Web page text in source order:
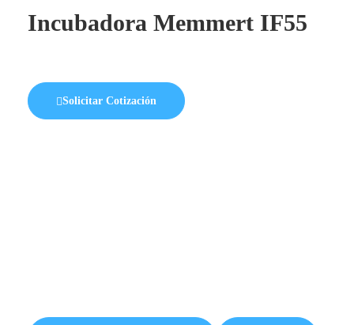
Incubadora Memmert IF55
Solicitar Cotización